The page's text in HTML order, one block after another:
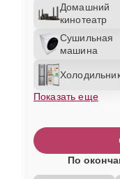
Домашний
кинотеатр
Сушильная
машина
Показать еще
По